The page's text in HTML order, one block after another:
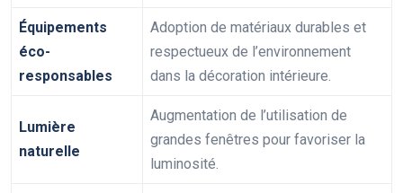
Équipements
éco-
responsables
Adoption de matériaux durables et
respectueux de l’environnement
dans la décoration intérieure.
Lumière
naturelle
Augmentation de l’utilisation de
grandes fenêtres pour favoriser la
luminosité.